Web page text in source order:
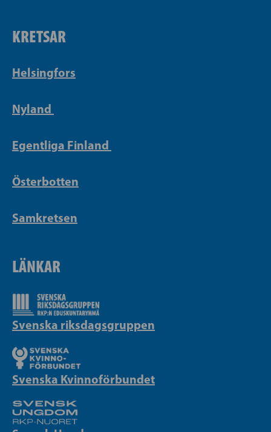
KRETSAR
Helsingfors
Nyland
Egentliga Finland
Österbotten
Samkretsen
LÄNKAR
Svenska riksdagsgruppen
Svenska Kvinnoförbundet